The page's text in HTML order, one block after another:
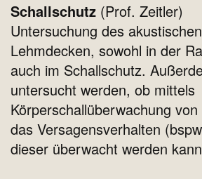
Schallschutz (Prof. Zeitler)
Untersuchung des
Lehmdecken, sowohl in der
auch im Schallschutz.
untersucht werden, ob mittels
Körperschallüberwachung
das Versagensverhalten
dieser überwacht werden